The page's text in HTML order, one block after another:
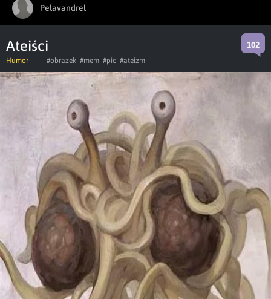
Pelavandrel
Ateiści 102
Humor #obrazek #mem #pic #ateizm